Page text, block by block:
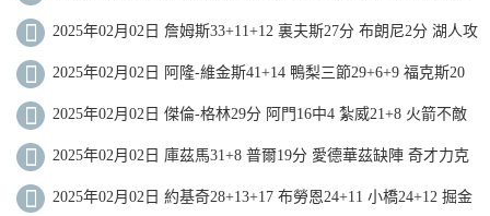
熱火擊敗馬刺
2025年02月02日 詹姆斯33+11+12 裏夫斯27分 布朗尼2分 湖人攻
下麥迪遜
2025年02月02日 阿隆-維金斯41+14 鴨梨三節29+6+9 福克斯20
分 雷霆大勝國王
2025年02月02日 傑倫-格林29分 阿門16中4 紮威21+8 火箭不敵
籃網
2025年02月02日 庫茲馬31+8 普爾19分 愛德華茲缺陣 奇才力克
森林狼止16連敗
2025年02月02日 約基奇28+13+17 布勞恩24+11 小橋24+12 掘金